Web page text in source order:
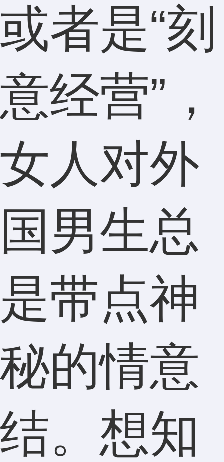
或者是“刻
意经营”，
女人对外
国男生总
是带点神
秘的情意
结。想知